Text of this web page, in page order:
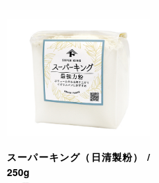
スーパーキング（日清製粉） /
250g